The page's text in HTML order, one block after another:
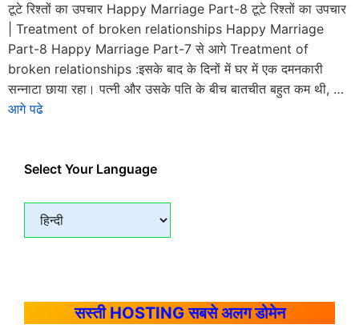
टूटे रिश्तों का उपचार Happy Marriage Part-8 टूटे रिश्तों का उपचार
| Treatment of broken relationships Happy Marriage
Part-8 Happy Marriage Part-7 से आगे Treatment of
broken relationships :इसके बाद के दिनों में घर में एक दमनकारी
सन्नाटा छाया रहा। पत्नी और उसके पति के बीच बातचीत बहुत कम थी, …
आगे पढे
Select Your Language
सस्ती HOSTING सबसे अलग डोमेन